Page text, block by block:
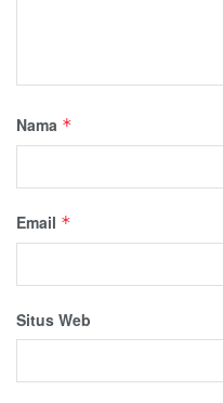
Nama *
Email *
Situs Web